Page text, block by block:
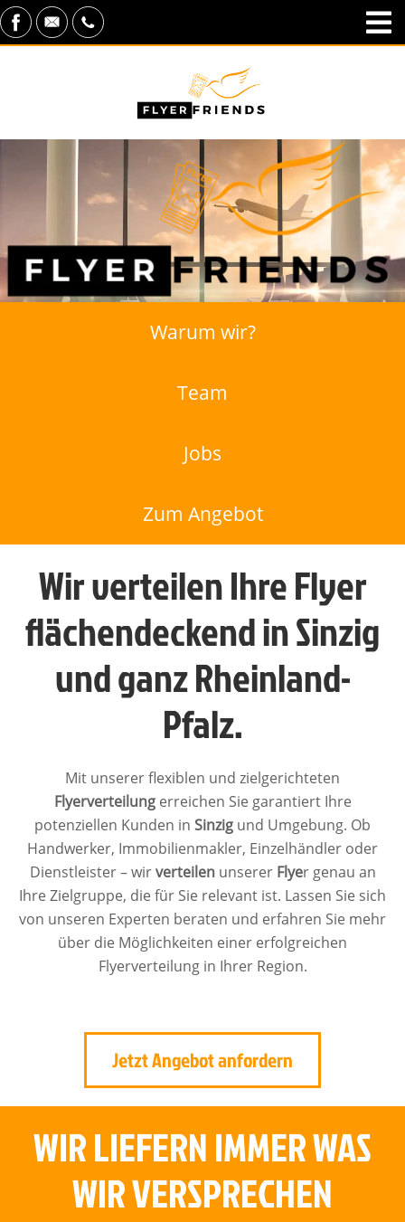
Warum wir?
Team
Jobs
Zum Angebot
Wir verteilen Ihre Flyer
flächendeckend in Sinzig
und ganz Rheinland-
Pfalz.
Mit unserer flexiblen und zielgerichteten
Flyerverteilungerreichen Sie garantiert Ihre
potenziellen Kunden in Sinzig und Umgebung. Ob
Handwerker, Immobilienmakler, Einzelhändler oder
Dienstleister – wirverteilenunserer Flyer genau an
Ihre Zielgruppe, die für Sie relevant ist. Lassen Sie sich
von unseren Experten beraten und erfahren Sie mehr
über die Möglichkeiten einer erfolgreichen
Flyerverteilung in Ihrer Region.
Jetzt Angebot anfordern
WIR LIEFERN IMMER WAS
WIR VERSPRECHEN